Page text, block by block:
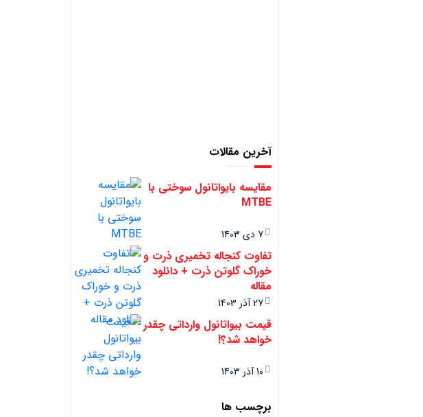
آخرین مقالات
مقایسه بایواتانول سوختی با
MTBE
7 دی 1403
تفاوت کنجاله تخمیری ذرت و
خوراک گلوتن ذرت + دانلود
مقاله
27 آذر 1403
قیمت بیواتانول وارداتی چقدر
خواهد شد؟!
10 آذر 1403
برچسب ها